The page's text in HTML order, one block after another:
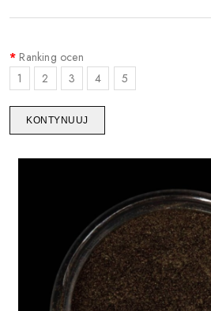
Ranking ocen
1
2 3 4 5
KONTYNUUJ